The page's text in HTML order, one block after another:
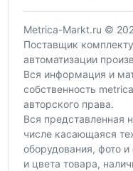
Metrica-Markt.ru ©
Поставщик
автоматизации
Вся информация и
собственность
авторского права.
Вся представленная
числе касающаяся
оборудования, фото
и цвета товара,